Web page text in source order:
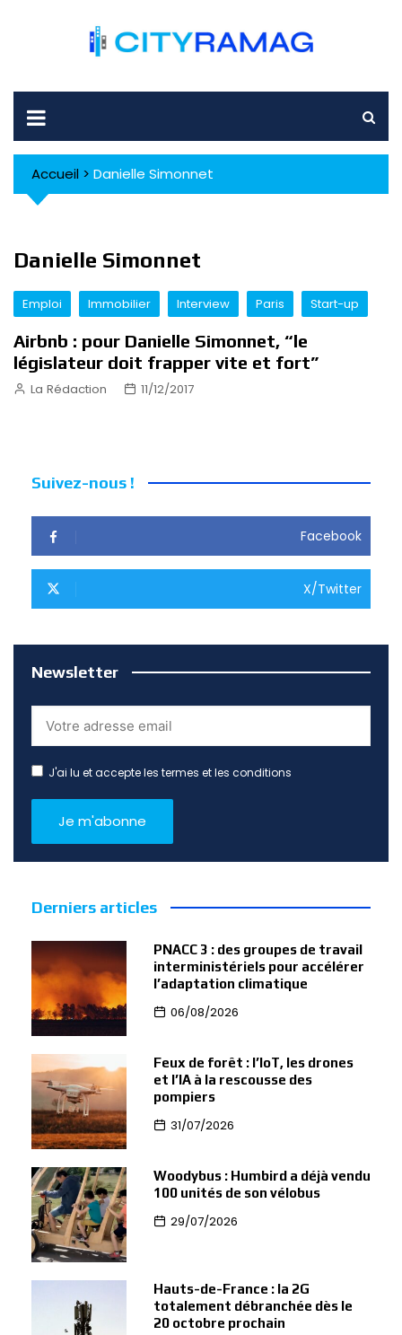
Accueil > Danielle Simonnet
Danielle Simonnet
Emploi Immobilier Interview Paris Start-up
Airbnb : pour Danielle Simonnet, “le
législateur doit frapper vite et fort”
La Rédaction 11/12/2017
Suivez-nous !
Facebook
X/Twitter
Newsletter
J'ai lu et accepte les termes et les conditions
Derniers articles
PNACC 3 : des groupes de travail
interministériels pour accélérer
l’adaptation climatique
06/08/2026
Feux de forêt : l’IoT, les drones
et l’IA à la rescousse des
pompiers
31/07/2026
Woodybus : Humbird a déjà vendu
100 unités de son vélobus
29/07/2026
Hauts-de-France : la 2G
totalement débranchée dès le
20 octobre prochain